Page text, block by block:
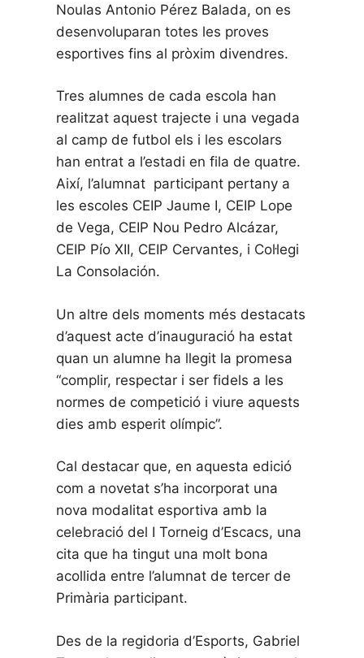
Noulas Antonio Pérez Balada, on es
desenvoluparan totes les proves
esportives fins al pròxim divendres.
Tres alumnes de cada escola han
realitzat aquest trajecte i una vegada
al camp de futbol els i les escolars
han entrat a l’estadi en fila de quatre.
Així, l’alumnat participant pertany a
les escoles CEIP Jaume I, CEIP Lope
de Vega, CEIP Nou Pedro Alcázar,
CEIP Pío XII, CEIP Cervantes, i Col·legi
La Consolación.
Un altre dels moments més destacats
d’aquest acte d’inauguració ha estat
quan un alumne ha llegit la promesa
“complir, respectar i ser fidels a les
normes de competició i viure aquests
dies amb esperit olímpic”.
Cal destacar que, en aquesta edició
com a novetat s’ha incorporat una
nova modalitat esportiva amb la
celebració del I Torneig d’Escacs, una
cita que ha tingut una molt bona
acollida entre l’alumnat de tercer de
Primària participant.
Des de la regidoria d’Esports, Gabriel